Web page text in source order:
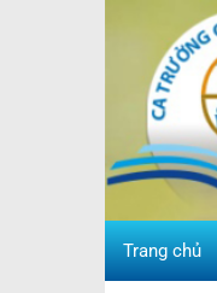
content
Trang chủ